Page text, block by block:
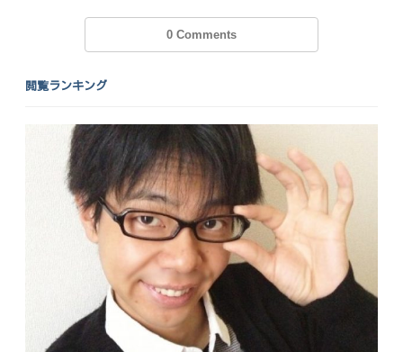
0 Comments
閲覧ランキング